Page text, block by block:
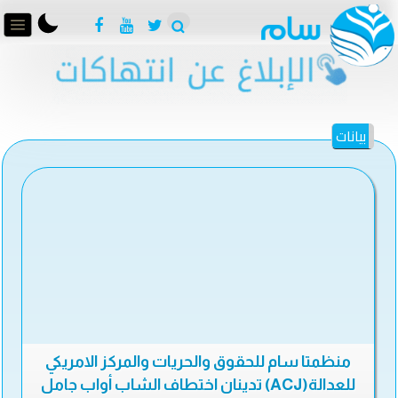
بيانات
منظمتا سام للحقوق والحريات والمركز الامريكي
للعدالة(ACJ) تدينان اختطاف الشاب أواب جامل